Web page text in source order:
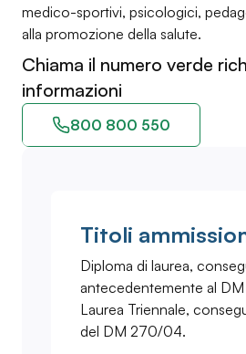
medico-sportivi, psicologici,
alla promozione della salute.
Chiama il numero verde
informazioni
800 800 550
Titoli
Diploma di laurea,
antecedentemente al
Laurea Triennale,
del DM 270/04.